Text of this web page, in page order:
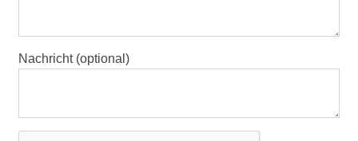
Nachricht (optional)